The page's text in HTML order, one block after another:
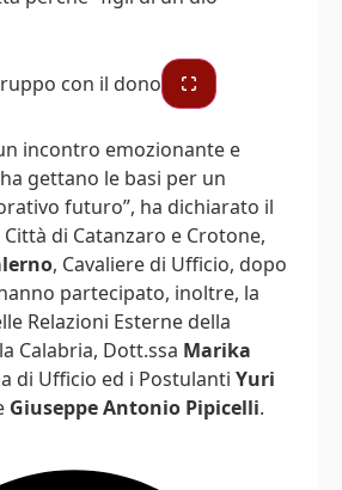
incontro emozionante e
gettano le basi per un
futuro”, ha dichiarato il
di Catanzaro e Crotone,
, Cavaliere di Ufficio, dopo
partecipato, inoltre, la
Relazioni Esterne della
Calabria, Dott.ssa Marika
di Ufficio ed i Postulanti Yuri
Giuseppe Antonio Pipicelli.